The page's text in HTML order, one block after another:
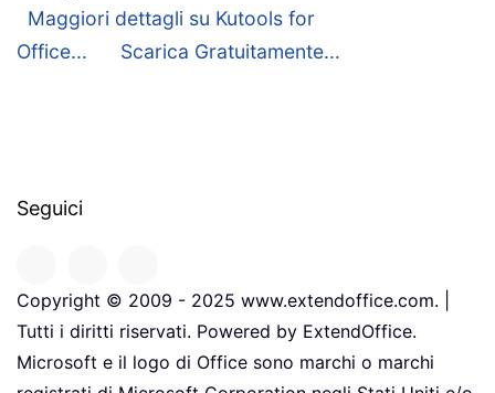
Maggiori dettagli su Kutools for
Office...
Scarica Gratuitamente...
Seguici
Copyright © 2009 - 2025 www.extendoffice.com. |
Tutti i diritti riservati. Powered by ExtendOffice.
Microsoft e il logo di Office sono marchi o marchi